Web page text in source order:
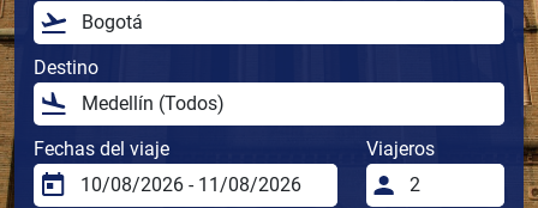
Destino
Fechas del viaje Viajeros